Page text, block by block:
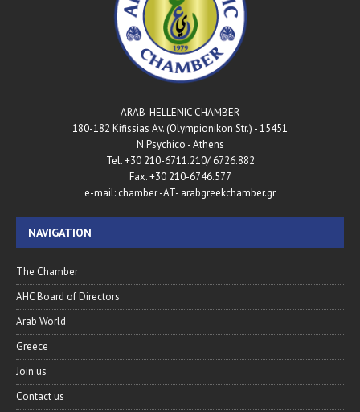
ARAB-HELLENIC CHAMBER
180-182 Kifissias Av. (Olympionikon Str.) - 15451
N.Psychico - Athens
Tel. +30 210-6711.210/ 6726.882
Fax. +30 210-6746.577
e-mail: chamber -AT- arabgreekchamber.gr
NAVIGATION
The Chamber
AHC Board of Directors
Arab World
Greece
Join us
Contact us